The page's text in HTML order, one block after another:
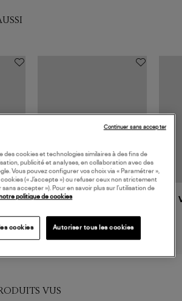
VANESSA BRUNO
VUS
des cookies et technologies similaires à des fins de
publicité et analyses, en collaboration avec des
Vous pouvez configurer vos choix via « Paramétrer »,
(« J’accepte ») ou refuser ceux non strictement
accepter »). Pour en savoir plus sur l’utilisation de
politique de cookies
cookies Autoriser tous les cookies
Continuer sans accepter